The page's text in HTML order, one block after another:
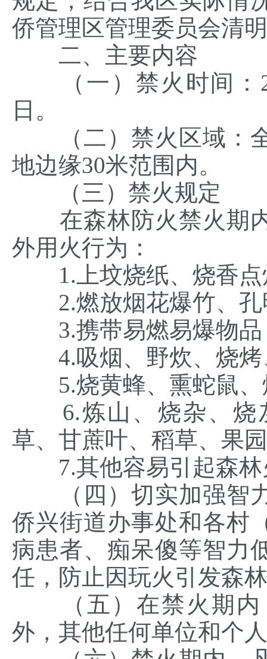
侨管理区管理委员会清
二、主要内容
（一）禁火时间：
日。
（二）禁火区域：全
地边缘30米范围内。
（三）禁火规定
在森林防火禁火期内
外用火行为：
1.上坟烧纸、烧香点
2.燃放烟花爆竹、孔
3.携带易燃易爆物品
4.吸烟、野炊、烧烤
5.烧黄蜂、熏蛇鼠、
6.炼山、烧杂、烧
草、甘蔗叶、稻草、果
7.其他容易引起森林
（四）切实加强智力
侨兴街道办事处和各村
病患者、痴呆傻等智力
任，防止因玩火引发森
（五）在禁火期内
外，其他任何单位和个